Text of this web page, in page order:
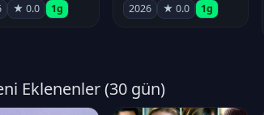
★ 0.0 1g 2026 ★ 0.0 1g
Eklenenler (30 gün)